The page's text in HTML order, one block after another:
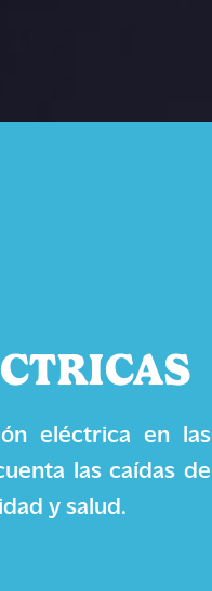
eléctrica en las
las caídas de
y salud.